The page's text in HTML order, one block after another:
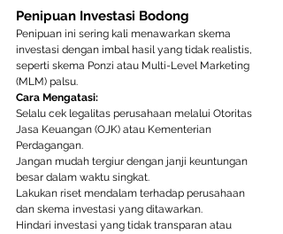
Penipuan Investasi Bodong
Penipuan ini sering kali menawarkan skema
investasi dengan imbal hasil yang tidak realistis,
seperti skema Ponzi atau Multi-Level Marketing
(MLM) palsu.
Cara Mengatasi:
Selalu cek legalitas perusahaan melalui Otoritas
Jasa Keuangan (OJK) atau Kementerian
Perdagangan.
Jangan mudah tergiur dengan janji keuntungan
besar dalam waktu singkat.
Lakukan riset mendalam terhadap perusahaan
dan skema investasi yang ditawarkan.
Hindari investasi yang tidak transparan atau